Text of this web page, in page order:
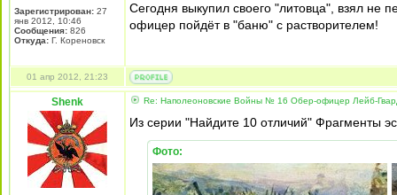
Зарегистрирован: 27
янв 2012, 10:46
Сообщения: 826
Откуда: Г. Кореновск
Сегодня выкупил своего "литовца", взял не
офицер пойдёт в "баню" с растворителем!
01 апр 2012, 21:23
Shenk Re: Наполеоновские Войны № 16 Обер-офицер Лейб-
Из серии "Найдите 10 отличий" Фрагменты
Фото: